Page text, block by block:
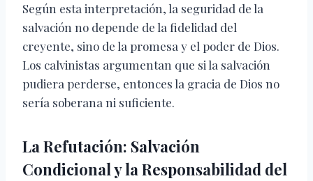
Según esta interpretación, la seguridad de la
salvación no depende de la fidelidad del
creyente, sino de la promesa y el poder de Dios.
Los calvinistas argumentan que si la salvación
pudiera perderse, entonces la gracia de Dios no
sería soberana ni suficiente.
La Refutación: Salvación
Condicional y la Responsabilidad del